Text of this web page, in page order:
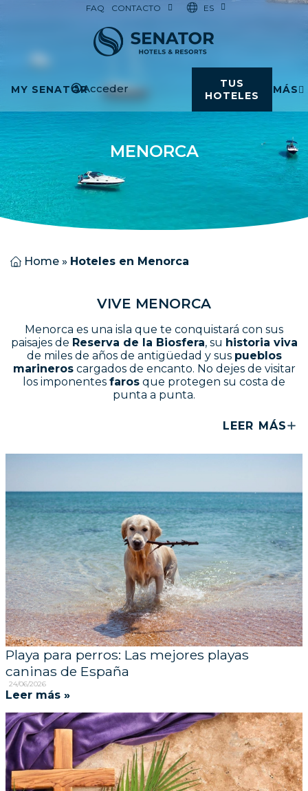
FAQ CONTACTO ES
MY SENATORAcceder
TUS
HOTELES
MÁS
MENORCA
Home » Hoteles en Menorca
VIVE MENORCA
Menorca es una isla que te conquistará con sus
paisajes de Reserva de la Biosfera, su historia viva
de miles de años de antigüedad y sus pueblos
marineroscargados de encanto. No dejes de visitar
los imponentes faros que protegen su costa de
punta a punta.
LEER MÁS
Playa para perros: Las mejores playas
caninas de España
24/06/2026
Leer más »